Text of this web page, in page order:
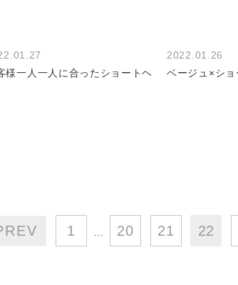
様一人一人に合ったショートヘ
2022.01.26
ベージュ×ショ
1 20 21 22